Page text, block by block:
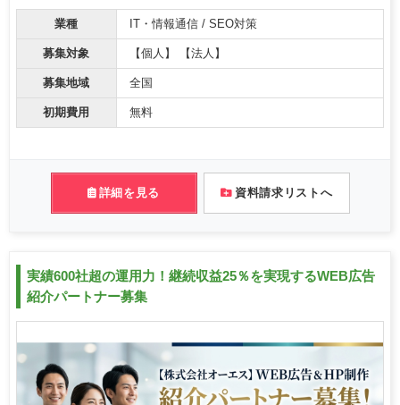
業種 IT・情報通信 / SEO対策
募集対象 【個人】 【法人】
募集地域 全国
初期費用 無料
詳細を見る 資料請求リストへ
実績600社超の運用力！継続収益25％を実現するWEB広告
紹介パートナー募集